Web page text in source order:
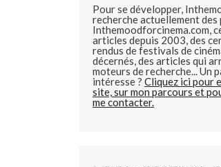
Pour se développer,
recherche actuellement
Inthemoodforcinema.com,
articles depuis 2003, des
rendus de festivals de
décernés, des articles qui
moteurs de recherche... Un
intéresse ? Cliquez ici pour
site, sur mon parcours et
me contacter.